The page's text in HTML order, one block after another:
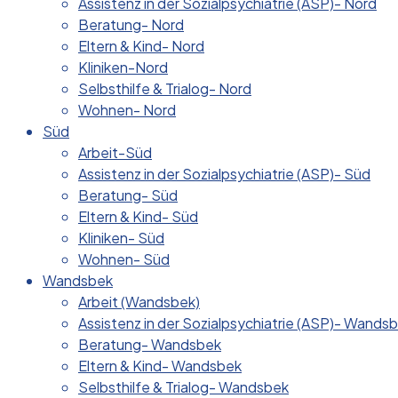
Beratung- Nord
Eltern & Kind- Nord
Kliniken-Nord
Selbsthilfe & Trialog- Nord
Wohnen- Nord
Süd
Arbeit-Süd
Assistenz in der Sozialpsychiatrie (ASP)- Süd
Beratung- Süd
Eltern & Kind- Süd
Kliniken- Süd
Wohnen- Süd
Wandsbek
Arbeit (Wandsbek)
Assistenz in der Sozialpsychiatrie (ASP)-
Beratung- Wandsbek
Eltern & Kind- Wandsbek
Selbsthilfe & Trialog- Wandsbek